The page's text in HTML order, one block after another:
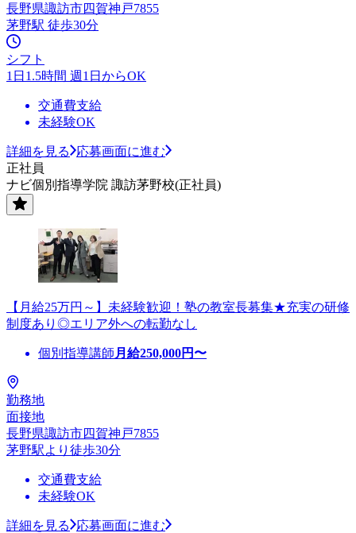
長野県諏訪市四賀神戸7855
茅野駅 徒歩30分
シフト
1日1.5時間 週1日からOK
交通費支給
未経験OK
詳細を見る
応募画面に進む
正社員
ナビ個別指導学院 諏訪茅野校(正社員)
【月給25万円～】未経験歓迎！塾の教室長募集★充実の研修
制度あり◎エリア外への転勤なし
個別指導講師 月給250,000円〜
勤務地
面接地
長野県諏訪市四賀神戸7855
茅野駅より徒歩30分
交通費支給
未経験OK
詳細を見る
応募画面に進む